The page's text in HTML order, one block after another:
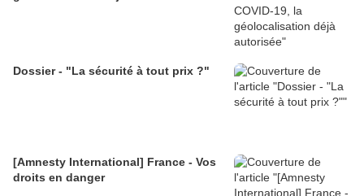
Dossier - "La sécurité à tout prix ?"
[Amnesty International] France - Vos
droits en danger